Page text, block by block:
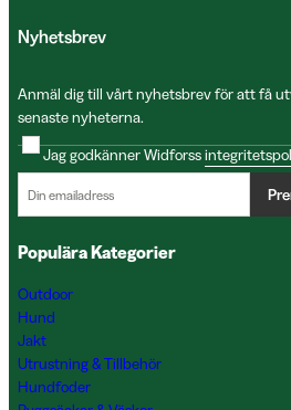
Nyhetsbrev
Anmäl dig till vårt nyhetsbrev för att få
senaste nyheterna.
Jag godkänner Widforss
Populära Kategorier
Outdoor
Hund
Jakt
Utrustning & Tillbehör
Hundfoder